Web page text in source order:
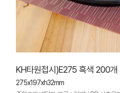
KH타원접시)E275 흑색 200개
275x197xh32mm